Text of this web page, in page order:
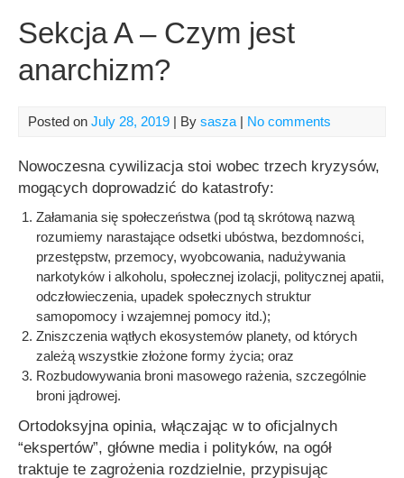
Sekcja A – Czym jest
anarchizm?
Posted on July 28, 2019 | By sasza | No comments
Nowoczesna cywilizacja stoi wobec trzech kryzysów,
mogących doprowadzić do katastrofy:
Załamania się społeczeństwa (pod tą skrótową nazwą
rozumiemy narastające odsetki ubóstwa, bezdomności,
przestępstw, przemocy, wyobcowania, nadużywania
narkotyków i alkoholu, społecznej izolacji, politycznej apatii,
odczłowieczenia, upadek społecznych struktur
samopomocy i wzajemnej pomocy itd.);
Zniszczenia wątłych ekosystemów planety, od których
zależą wszystkie złożone formy życia; oraz
Rozbudowywania broni masowego rażenia, szczególnie
broni jądrowej.
Ortodoksyjna opinia, włączając w to oficjalnych
“ekspertów”, główne media i polityków, na ogół
traktuje te zagrożenia rozdzielnie, przypisując